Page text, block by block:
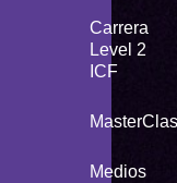
Carrera
Level 2
ICF
Medios